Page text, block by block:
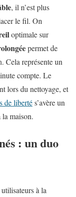
, il n’est plus
le fil. On
optimale sur
permet de
Cela représente un
compte. Le
lors du nettoyage, et
de libertés’avère un
maison.
: un duo
à la